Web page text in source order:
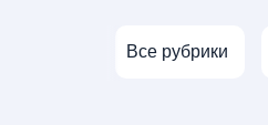
Все рубрики